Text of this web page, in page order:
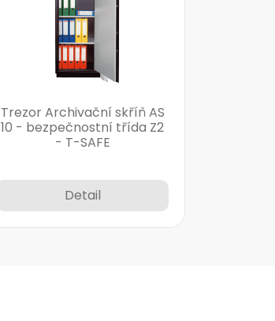
Trezor Archivační skříň AS
10 - bezpečnostní třída Z2
- T-SAFE
Detail